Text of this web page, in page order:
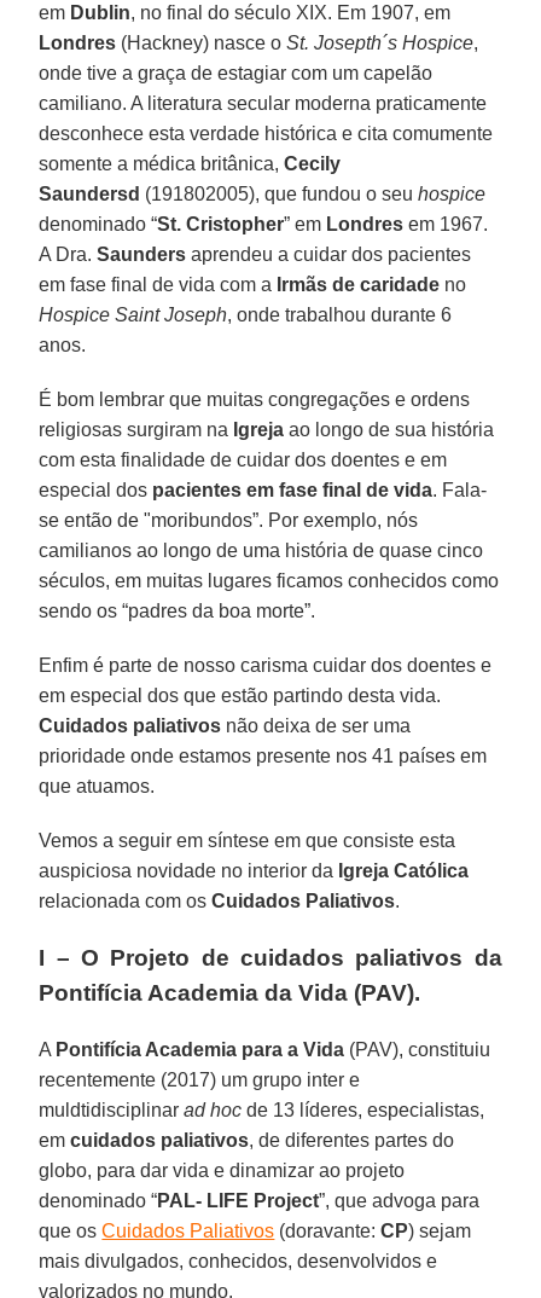
em Dublin, no final do século XIX. Em 1907, em
Londres (Hackney) nasce oSt. Josepth´s Hospice,
onde tive a graça de estagiar com um capelão
camiliano. A literatura secular moderna praticamente
desconhece esta verdade histórica e cita comumente
somente a médica britânica,Cecily
Saundersd (191802005), que fundou o seuhospice
denominado “St. Cristopher” em Londres em 1967.
A Dra.Saunders aprendeu a cuidar dos pacientes
em fase final de vida com a Irmãs de caridade no
Hospice Saint Joseph, onde trabalhou durante 6
anos.
É bom lembrar que muitas congregações e ordens
religiosas surgiram na Igreja ao longo de sua história
com esta finalidade de cuidar dos doentes e em
especial dos pacientes em fase final de vida. Fala-
se então de "moribundos”. Por exemplo, nós
camilianos ao longo de uma história de quase cinco
séculos, em muitas lugares ficamos conhecidos como
sendo os “padres da boa morte”.
Enfim é parte de nosso carisma cuidar dos doentes e
em especial dos que estão partindo desta vida.
Cuidados paliativos não deixa de ser uma
prioridade onde estamos presente nos 41 países em
que atuamos.
Vemos a seguir em síntese em que consiste esta
auspiciosa novidade no interior da Igreja Católica
relacionada com osCuidados Paliativos.
I – O Projeto de cuidados paliativos da
Pontifícia Academia da Vida (PAV).
A Pontifícia Academia para a Vida (PAV), constituiu
recentemente (2017) um grupo inter e
muldtidisciplinarad hoc de 13 líderes, especialistas,
emcuidados paliativos, de diferentes partes do
globo, para dar vida e dinamizar ao projeto
denominado “PAL- LIFE Project”, que advoga para
que osCuidados Paliativos (doravante:CP) sejam
mais divulgados, conhecidos, desenvolvidos e
valorizados no mundo.